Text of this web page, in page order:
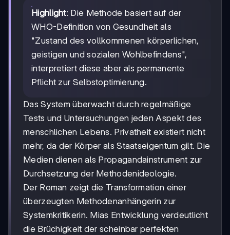
Highlight: Die Methode basiert auf der
WHO-Definition von Gesundheit als
"Zustand des vollkommenen körperlichen,
geistigen und sozialen Wohlbefindens",
interpretiert diese aber als permanente
Pflicht zur Selbstoptimierung.
Das System überwacht durch regelmäßige
Tests und Untersuchungen jeden Aspekt des
menschlichen Lebens. Privatheit existiert nicht
mehr, da der Körper als Staatseigentum gilt. Die
Medien dienen als Propagandainstrument zur
Durchsetzung der Methodenideologie.
Der Roman zeigt die Transformation einer
überzeugten Methodenanhängerin zur
Systemkritikerin. Mias Entwicklung verdeutlicht
die Brüchigkeit der scheinbar perfekten